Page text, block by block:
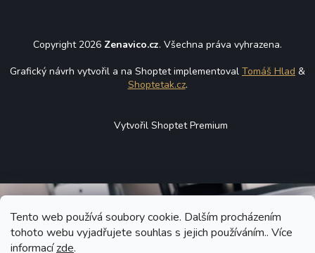
Tento web používá soubory cookie. Dalším procházením
tohoto webu vyjadřujete souhlas s jejich používáním.. Více
informacízde.
Copyright 2026 Zenavico.cz. Všechna práva vyhrazena.
Grafický návrh vytvořil a na Shoptet implementoval Tomáš Hlad &
Shoptetak.cz.
Vytvořil Shoptet Premium